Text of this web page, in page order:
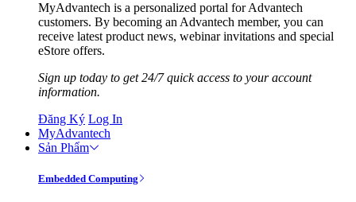
MyAdvantech is a personalized portal for Advantech
customers. By becoming an Advantech member, you can
receive latest product news, webinar invitations and special
eStore offers.
Sign up today to get 24/7 quick access to your account
information.
Đăng Ký Log In
MyAdvantech
Sản Phẩm
Embedded Computing